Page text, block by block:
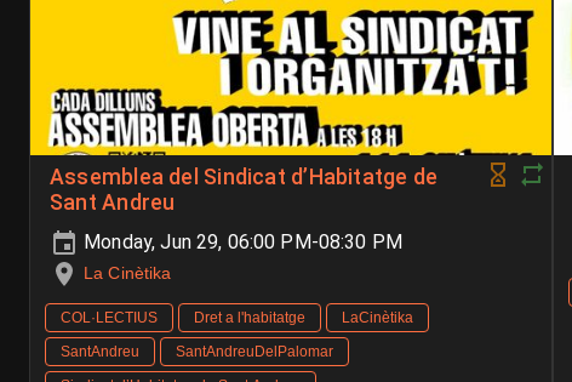
Assemblea del Sindicat d’Habitatge de
Sant Andreu
Monday, Jun 29, 06:00 PM-08:30 PM
La Cinètika
COL·LECTIUS Dret a l'habitatge
LaCinètika
SantAndreu
SantAndreuDelPalomar